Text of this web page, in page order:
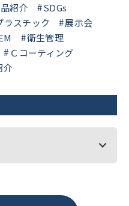
紹介
SDGs
ラスチック
展示会
衛生管理
Ｃコーティング
介